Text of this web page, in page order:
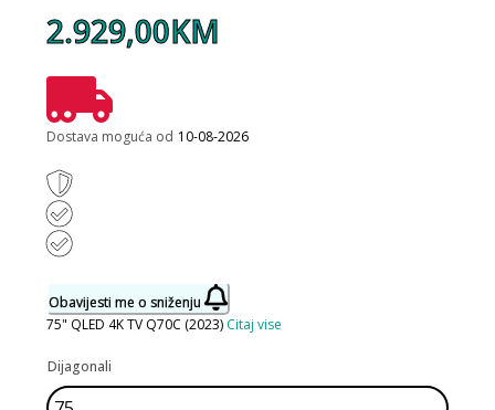
2.929,00KM
Dostava moguća od 10-08-2026
Obavijesti me o sniženju
75" QLED 4K TV Q70C (2023) Citaj vise
Dijagonali